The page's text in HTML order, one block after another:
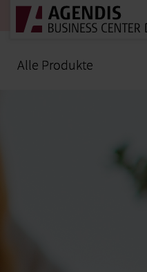
Alle Produkte
Alle Produkte